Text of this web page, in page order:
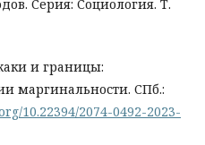
Серия: Социология. Т.
и границы:
маргинальности. СПб.:
10.22394/2074-0492-2023-